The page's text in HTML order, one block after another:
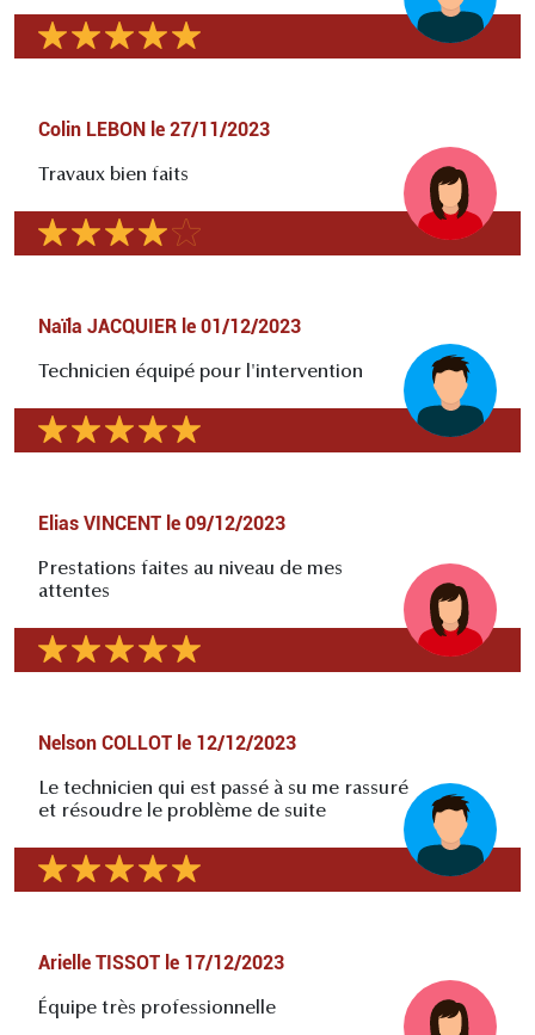
Colin LEBON le 27/11/2023
Travaux bien faits
Naïla JACQUIER le 01/12/2023
Technicien équipé pour l'intervention
Elias VINCENT le 09/12/2023
Prestations faites au niveau de mes
attentes
Nelson COLLOT le 12/12/2023
Le technicien qui est passé à su me rassuré
et résoudre le problème de suite
Arielle TISSOT le 17/12/2023
Équipe très professionnelle